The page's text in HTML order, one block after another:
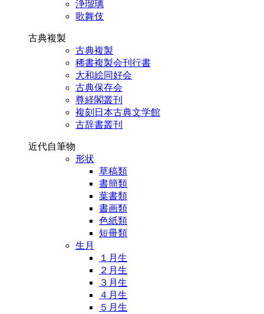
浄瑠璃
歌舞伎
古典複製
古典複製
稀書複製会刊行書
大和絵同好会
古典保存会
尊経閣叢刊
複刻日本古典文学館
古辞書叢刊
近代自筆物
形状
草稿類
書簡類
葉書類
書画類
色紙類
短冊類
生月
１月生
２月生
３月生
４月生
５月生